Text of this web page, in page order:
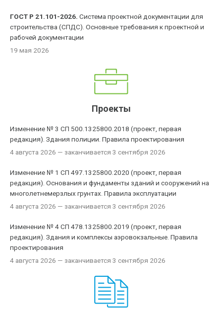
ГОСТ Р 21.101-2026. Система проектной документации для
строительства (СПДС). Основные требования к проектной и
рабочей документации
19 мая 2026
Проекты
Изменение № 3 СП 500.1325800.2018 (проект, первая
редакция). Здания полиции. Правила проектирования
4 августа 2026 — заканчивается 3 сентября 2026
Изменение № 1 СП 497.1325800.2020 (проект, первая
редакция). Основания и фундаменты зданий и сооружений на
многолетнемерзлых грунтах. Правила эксплуатации
4 августа 2026 — заканчивается 3 сентября 2026
Изменение № 4 СП 478.1325800.2019 (проект, первая
редакция). Здания и комплексы аэровокзальные. Правила
проектирования
4 августа 2026 — заканчивается 3 сентября 2026